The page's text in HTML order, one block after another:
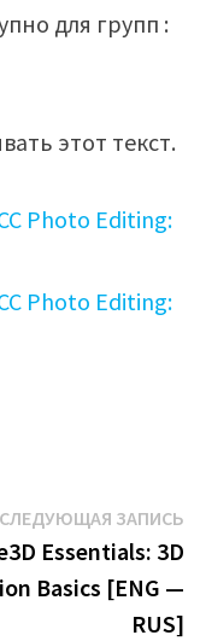
для групп :
этот текст.
СЛЕДУЮЩАЯ ЗАПИСЬ
Essentials: 3D
Basics [ENG —
RUS]